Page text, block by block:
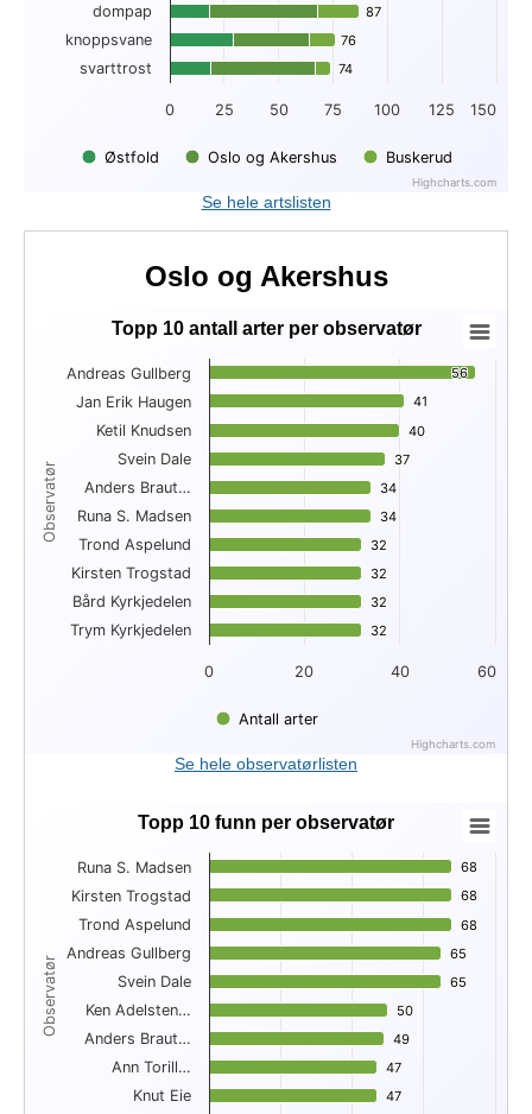
87
87
76
76
74
74
Østfold Oslo og Akershus Buskerud
0 25 50 75 100 125 150
dompap
knoppsvane
svarttrost
Highcharts.com
End of interactive chart.Se hele artslisten
Oslo og Akershus
Topp 10 antall arter per observatør
Bar chart with 10 bars.
View as data table, Topp 10 antall arter per observatør
The chart has 1 X axis displaying Observatør.
The chart has 1 Y axis displaying . Data ranges from 32 to
Observatør
Topp 10 antall arter per observatør
56
56
41
41
40
40
37
37
34
34
34
34
32
32
32
32
32
32
32
32
Antall arter
0 20 40 60
Andreas Gullberg
Jan Erik Haugen
Ketil Knudsen
Svein Dale
Anders Braut…
Runa S. Madsen
Trond Aspelund
Kirsten Trogstad
Bård Kyrkjedelen
Trym Kyrkjedelen
Highcharts.com
End of interactive chart.Se hele observatørlisten
Topp 10 funn per observatør
Bar chart with 10 bars.
View as data table, Topp 10 funn per observatør
The chart has 1 X axis displaying Observatør.
The chart has 1 Y axis displaying . Data ranges from 47 to
Observatør
Topp 10 funn per observatør
68
68
68
68
68
68
65
65
65
65
50
50
49
49
47
47
47
47
Runa S. Madsen
Kirsten Trogstad
Trond Aspelund
Andreas Gullberg
Svein Dale
Ken Adelsten…
Anders Braut…
Ann Torill…
Knut Eie